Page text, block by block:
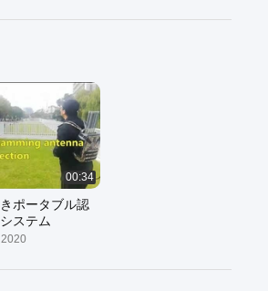
00:34
ポータブル認
ステム